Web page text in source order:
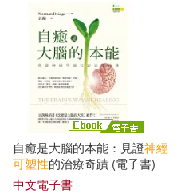
自癒是大腦的本能：見證神經
可塑性的治療奇蹟 (電子書)
中文電子書